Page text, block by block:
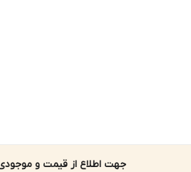
جهت اطلاع از قیمت و